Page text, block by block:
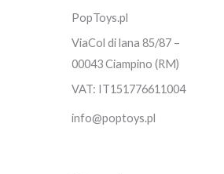
PopToys.pl
ViaCol di lana 85/87 –
00043 Ciampino (RM)
VAT: IT151776611004
info@poptoys.pl